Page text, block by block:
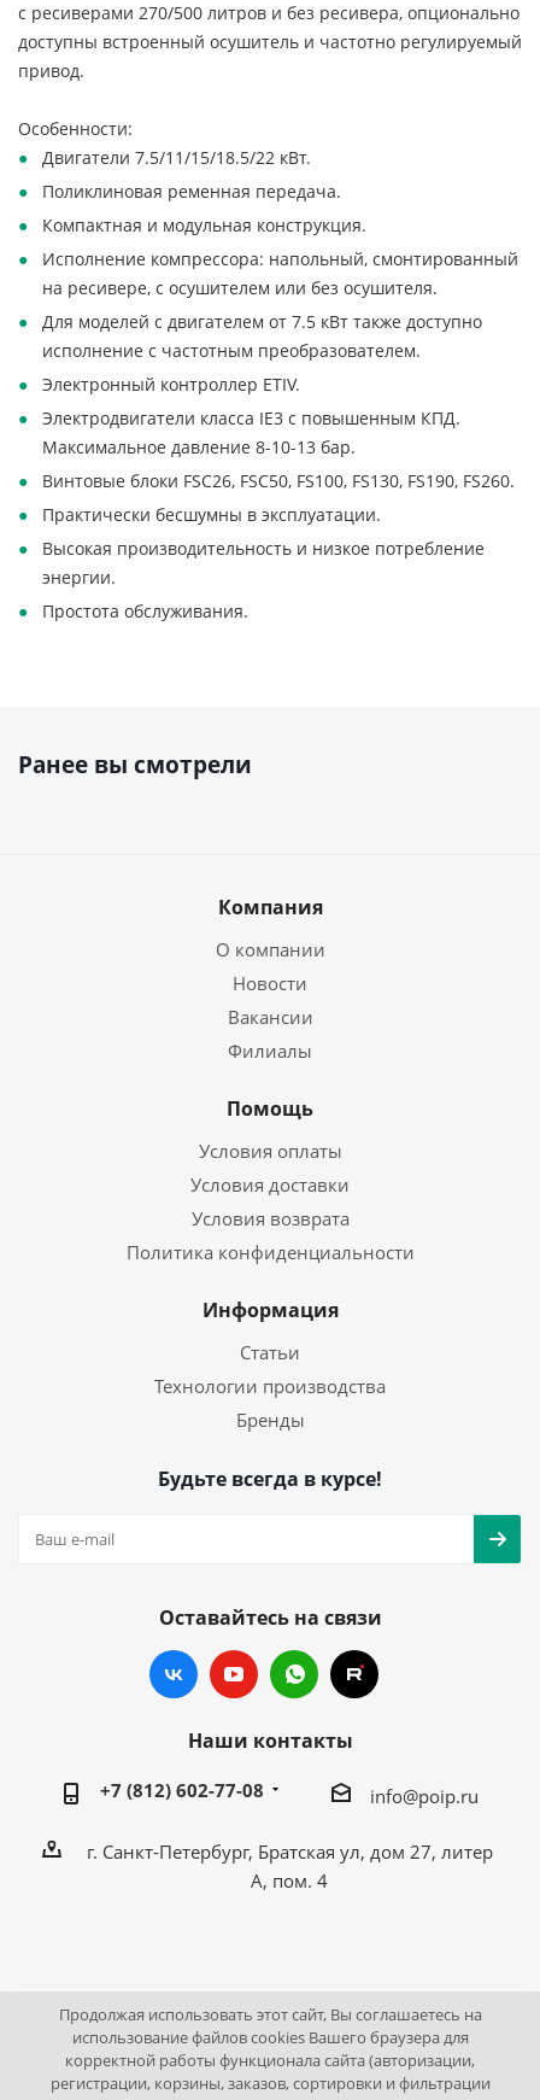
с ресиверами 270/500 литров и без ресивера, опционально
доступны встроенный осушитель и частотно регулируемый
привод.
Особенности:
Двигатели 7.5/11/15/18.5/22 кВт.
Поликлиновая ременная передача.
Компактная и модульная конструкция.
Исполнение компрессора: напольный, смонтированный
на ресивере, с осушителем или без осушителя.
Для моделей с двигателем от 7.5 кВт также доступно
исполнение с частотным преобразователем.
Электронный контроллер ETIV.
Электродвигатели класса IE3 с повышенным КПД.
Максимальное давление 8-10-13 бар.
Винтовые блоки FSC26, FSC50, FS100, FS130, FS190, FS260.
Практически бесшумны в эксплуатации.
Высокая производительность и низкое потребление
энергии.
Простота обслуживания.
Ранее вы смотрели
Компания
О компании
Новости
Вакансии
Филиалы
Помощь
Условия оплаты
Условия доставки
Условия возврата
Политика конфиденциальности
Информация
Статьи
Технологии производства
Бренды
Будьте всегда в курсе!
Оставайтесь на связи
Наши контакты
+7 (812) 602-77-08 info@poip.ru
г. Санкт-Петербург, Братская ул, дом 27, литер
А, пом. 4
2009 - 2026 © Промышленное оборудование Интернет
портал.
195043, г. Санкт-Петербург, Братская ул, дом 27, литер А,
Продолжая использовать этот сайт, Вы соглашаетесь на
использование файлов cookies Вашего браузера для
корректной работы функционала сайта (авторизации,
регистрации, корзины, заказов, сортировки и фильтрации